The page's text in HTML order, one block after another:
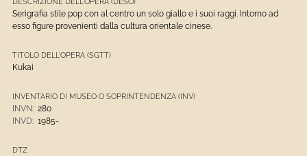
Serigrafia stile pop con al centro un solo giallo e i suoi raggi. Intorno ad
esso figure provenienti dalla cultura orientale cinese.
TITOLO DELL'OPERA (SGTT)
Kukai
INVENTARIO DI MUSEO O SOPRINTENDENZA (INV)
INVN: 280
INVD: 1985-
DTZ